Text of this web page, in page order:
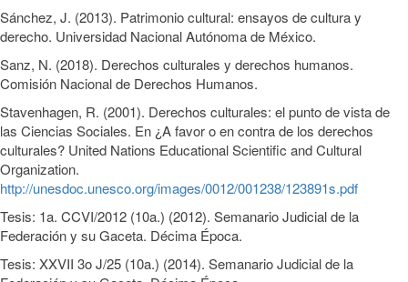
Sánchez, J. (2013). Patrimonio cultural: ensayos de cultura y
derecho. Universidad Nacional Autónoma de México.
Sanz, N. (2018). Derechos culturales y derechos humanos.
Comisión Nacional de Derechos Humanos.
Stavenhagen, R. (2001). Derechos culturales: el punto de vista de
las Ciencias Sociales. En ¿A favor o en contra de los derechos
culturales? United Nations Educational Scientific and Cultural
Organization.
http://unesdoc.unesco.org/images/0012/001238/123891s.pdf
Tesis: 1a. CCVI/2012 (10a.) (2012). Semanario Judicial de la
Federación y su Gaceta. Décima Época.
Tesis: XXVII 3o J/25 (10a.) (2014). Semanario Judicial de la